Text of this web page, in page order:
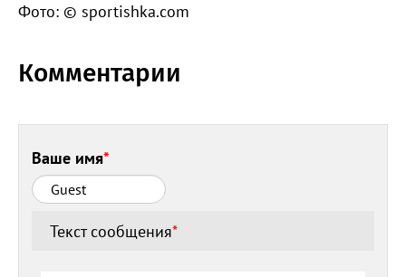
Фото: © sportishka.com
Комментарии
Ваше имя*
Текст сообщения*